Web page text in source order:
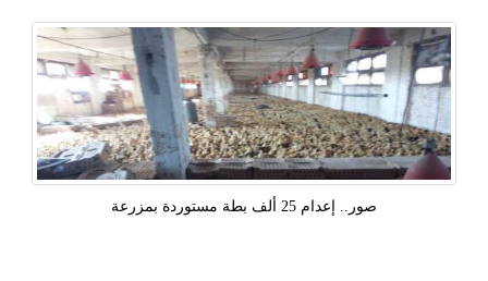
صور.. إعدام 25 ألف بطة مستوردة بمزرعة